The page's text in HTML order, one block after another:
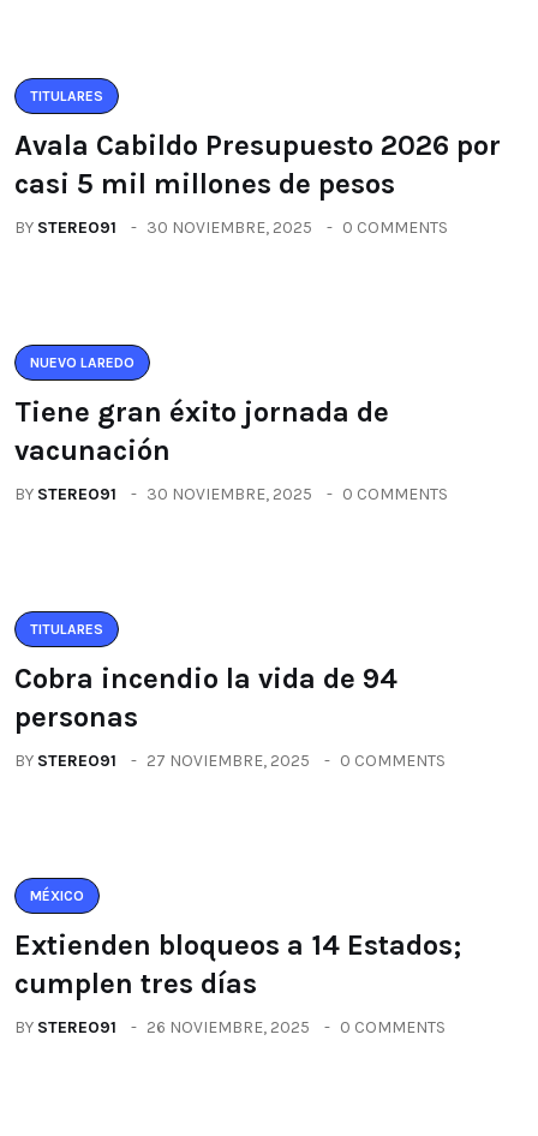
TITULARES
Avala Cabildo Presupuesto 2026 por
casi 5 mil millones de pesos
BY STEREO91 30 NOVIEMBRE, 2025 0 COMMENTS
NUEVO LAREDO
Tiene gran éxito jornada de
vacunación
BY STEREO91 30 NOVIEMBRE, 2025 0 COMMENTS
TITULARES
Cobra incendio la vida de 94
personas
BY STEREO91 27 NOVIEMBRE, 2025 0 COMMENTS
MÉXICO
Extienden bloqueos a 14 Estados;
cumplen tres días
BY STEREO91 26 NOVIEMBRE, 2025 0 COMMENTS